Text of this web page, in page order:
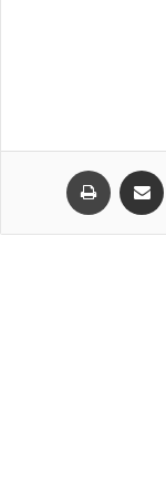
تيلقرام مشاركة عبر البريد